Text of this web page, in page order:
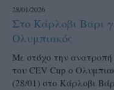
28/01/2026
Στο Κάρλοβι Βάρι
Ολυμπιακός
Με στόχο την ανατροπή
του CEV Cup ο
(28/01) στο Κάρλοβι